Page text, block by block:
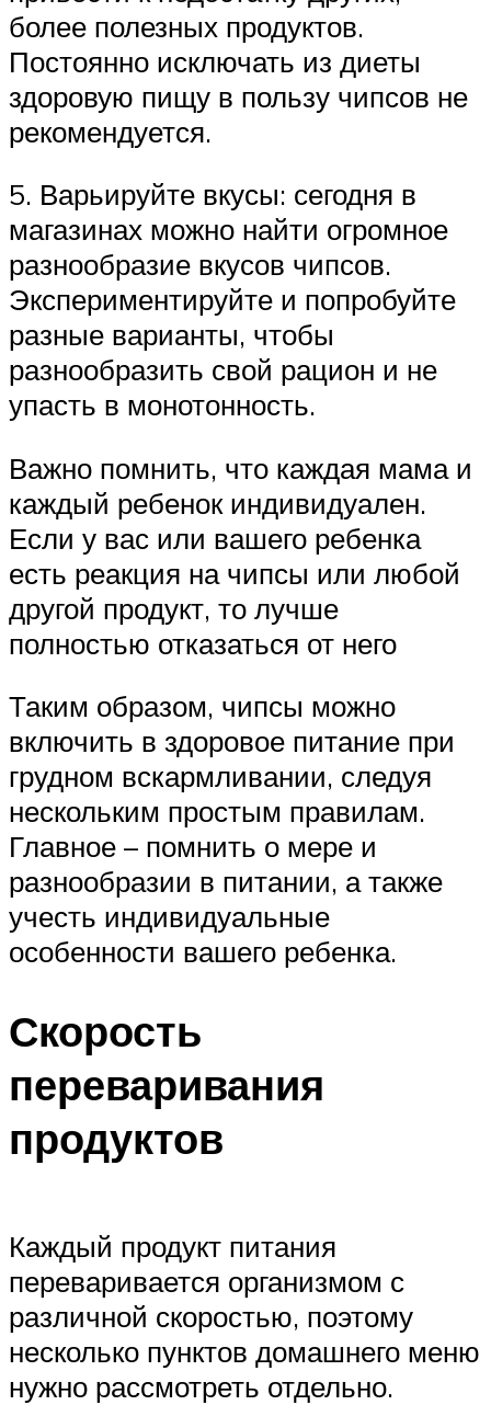
более полезных продуктов.
Постоянно исключать из диеты
здоровую пищу в пользу чипсов не
рекомендуется.
5. Варьируйте вкусы: сегодня в
магазинах можно найти огромное
разнообразие вкусов чипсов.
Экспериментируйте и попробуйте
разные варианты, чтобы
разнообразить свой рацион и не
упасть в монотонность.
Важно помнить, что каждая мама и
каждый ребенок индивидуален.
Если у вас или вашего ребенка
есть реакция на чипсы или любой
другой продукт, то лучше
полностью отказаться от него
Таким образом, чипсы можно
включить в здоровое питание при
грудном вскармливании, следуя
нескольким простым правилам.
Главное – помнить о мере и
разнообразии в питании, а также
учесть индивидуальные
особенности вашего ребенка.
Скорость
переваривания
продуктов
Каждый продукт питания
переваривается организмом с
различной скоростью, поэтому
несколько пунктов домашнего меню
нужно рассмотреть отдельно.